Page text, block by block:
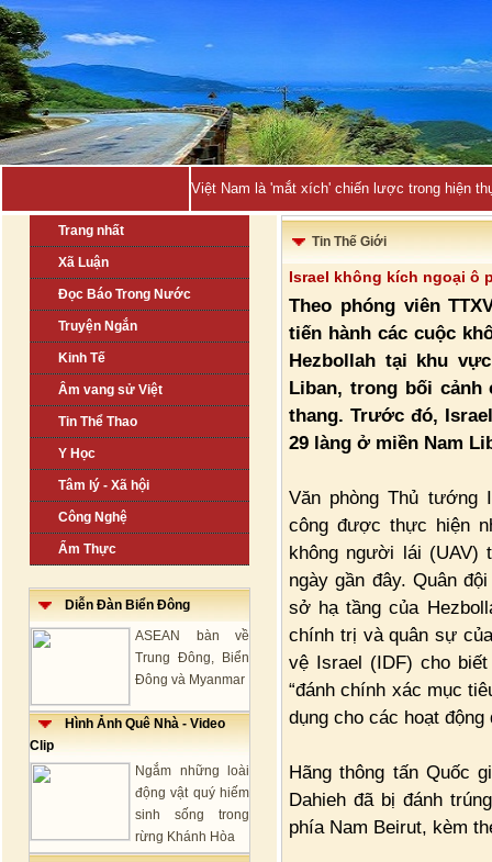
Việt Nam là 'mắt xích' chiến lược trong hiện
Trang nhất
Xã Luận
Đọc Báo Trong Nước
Truyện Ngắn
Kinh Tế
Âm vang sử Việt
Tin Thể Thao
Y Học
Tâm lý - Xã hội
Công Nghệ
Ẩm Thực
Diễn Đàn Biển Đông
ASEAN bàn về
Trung Đông, Biển
Đông và Myanmar
Hình Ảnh Quê Nhà - Video
Clip
Ngắm những loài
động vật quý hiếm
sinh sống trong
rừng Khánh Hòa
Tin Thế Giới
Israel không kích ngoại ô
Theo phóng viên
tiến hành các cuộc
Hezbollah tại khu
Liban, trong bối
thang. Trước đó,
29 làng ở miền Nam
Văn phòng Thủ tướng
công được thực hiện
không người lái (UAV)
ngày gần đây. Quân
sở hạ tầng của
chính trị và quân sự
vệ Israel (IDF) cho
“đánh chính xác mục
dụng cho các hoạt động
Hãng thông tấn Quốc
Dahieh đã bị đánh
phía Nam Beirut, kèm